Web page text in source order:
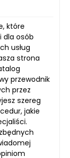
które
dla osób
usług
strona
przewodnik
przez
szereg
jakie